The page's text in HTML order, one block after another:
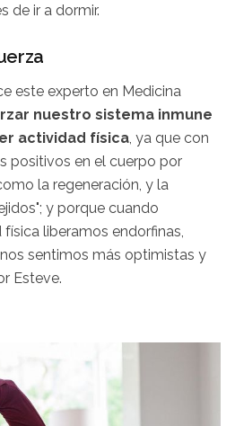
de ir a dormir.
este experto en Medicina
nuestro sistema inmune
actividad física , ya que con
positivos en el cuerpo por
la regeneración, y la
y porque cuando
liberamos endorfinas,
sentimos más optimistas y
Esteve.